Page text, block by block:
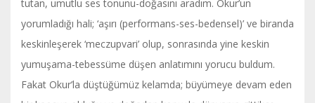
tutan, umutlu ses tonunu-doğasını aradım. Okur’un
yorumladığı hali; ‘aşırı (performans-ses-bedensel)’ ve biranda
keskinleşerek ‘meczupvari’ olup, sonrasında yine keskin
yumuşama-tebessüme düşen anlatımını yorucu buldum.
Fakat Okur’la düştüğümüz kelamda; büyümeye devam eden